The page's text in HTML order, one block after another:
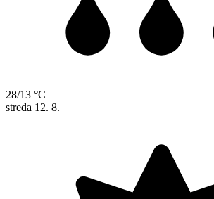
28/13 °C
streda 12. 8.